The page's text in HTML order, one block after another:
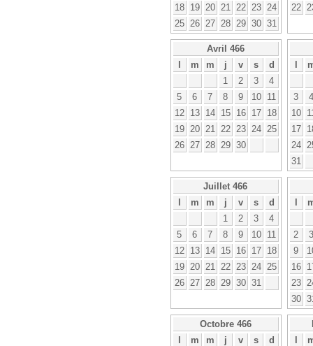
18
19 20 21 22 23
24
25
26 27 28 29 30 31
22
Avril 466
l
m m j v s
d
1
2 3
4
5
6 7 8 9 10
11
12
13 14 15 16 17
18
19
20 21 22 23 24
25
26
27 28 29 30
l
3
4
10
17
24
31
Juillet 466
l
m m j v s
d
1
2 3
4
5
6 7 8 9 10
11
12
13 14 15 16 17
18
19
20 21 22 23 24
25
26
27 28 29 30 31
l
2
3
9
16
23
30
Octobre 466
l
m m j v s
d
l